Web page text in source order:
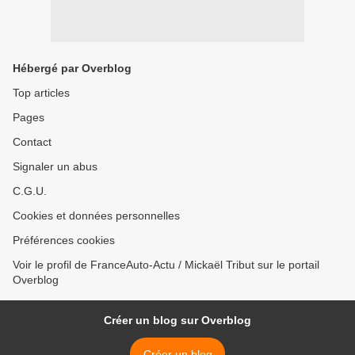
Hébergé par Overblog
Top articles
Pages
Contact
Signaler un abus
C.G.U.
Cookies et données personnelles
Préférences cookies
Voir le profil de FranceAuto-Actu / Mickaël Tribut sur le portail
Overblog
Créer un blog sur Overblog